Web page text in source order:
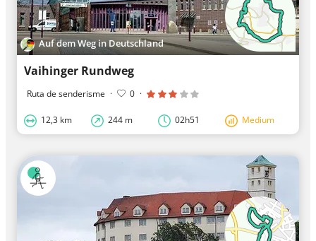
Auf dem Weg in Deutschland
Vaihinger Rundweg
Ruta de senderisme · 0 ·
12,3 km 244 m 02h51 Medium